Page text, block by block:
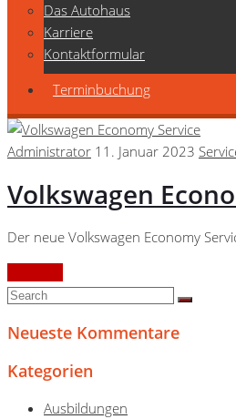
Das Autohaus
Karriere
Kontaktformular
Terminbuchung
Administrator 11. Januar 2023
Volkswagen
Der neue Volkswagen Economy
Neueste Kommentare
Kategorien
Ausbildungen